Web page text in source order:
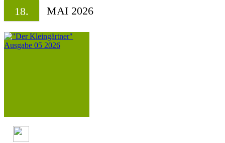
18. MAI 2026